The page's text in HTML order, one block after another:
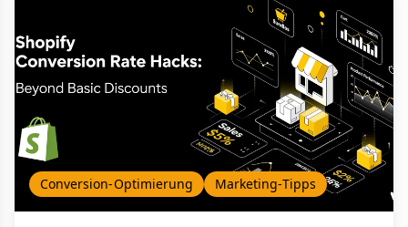
Conversion-Optimierung Marketing-Tipps